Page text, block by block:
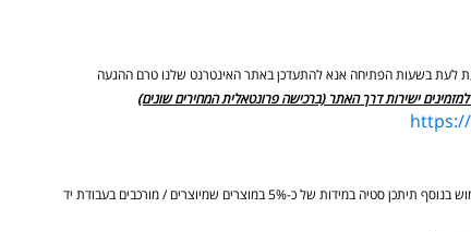
לעת בשעות הפתיחה אנא להתעדכן באתר האינטרנט שלנו טרם ההגעה
ישירות דרך האתר (ברכישה פרונטאלית המחירים שונים)
של כ-5% במוצרים שמיוצרים / מורכבים בעבודת יד